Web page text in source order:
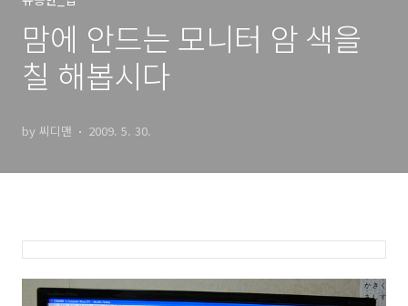
맘에 안드는 모니터 암 색을
칠 해봅시다
by 씨디맨 2009. 5. 30.